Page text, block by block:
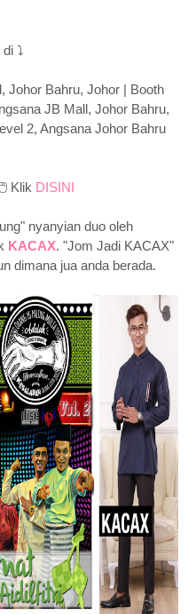
di ⤵
Johor Bahru, Johor | Booth
JB Mall, Johor Bahru,
2, Angsana Johor Bahru
🖱 Klik DISINI
nyanyian duo oleh
KACAX. "Jom Jadi KACAX"
dimana jua anda berada.